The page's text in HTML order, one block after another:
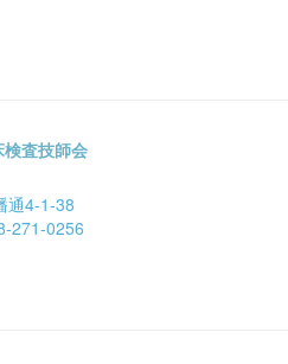
査技師会
通4-1-38
271-0256